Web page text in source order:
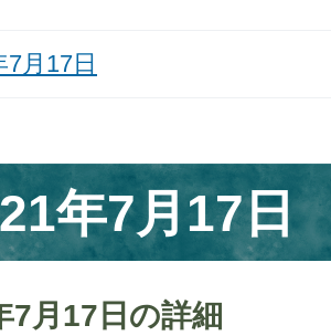
月17日
年7月17日
7月17日の詳細